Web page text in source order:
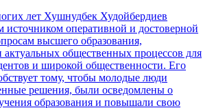
лет Хушнудбек Худойбердиев
источником оперативной и достоверной
высшего образования,
актуальных общественных процессов для
и широкой общественности. Его
тому, чтобы молодые люди
решения, были осведомлены о
образования и повышали свою